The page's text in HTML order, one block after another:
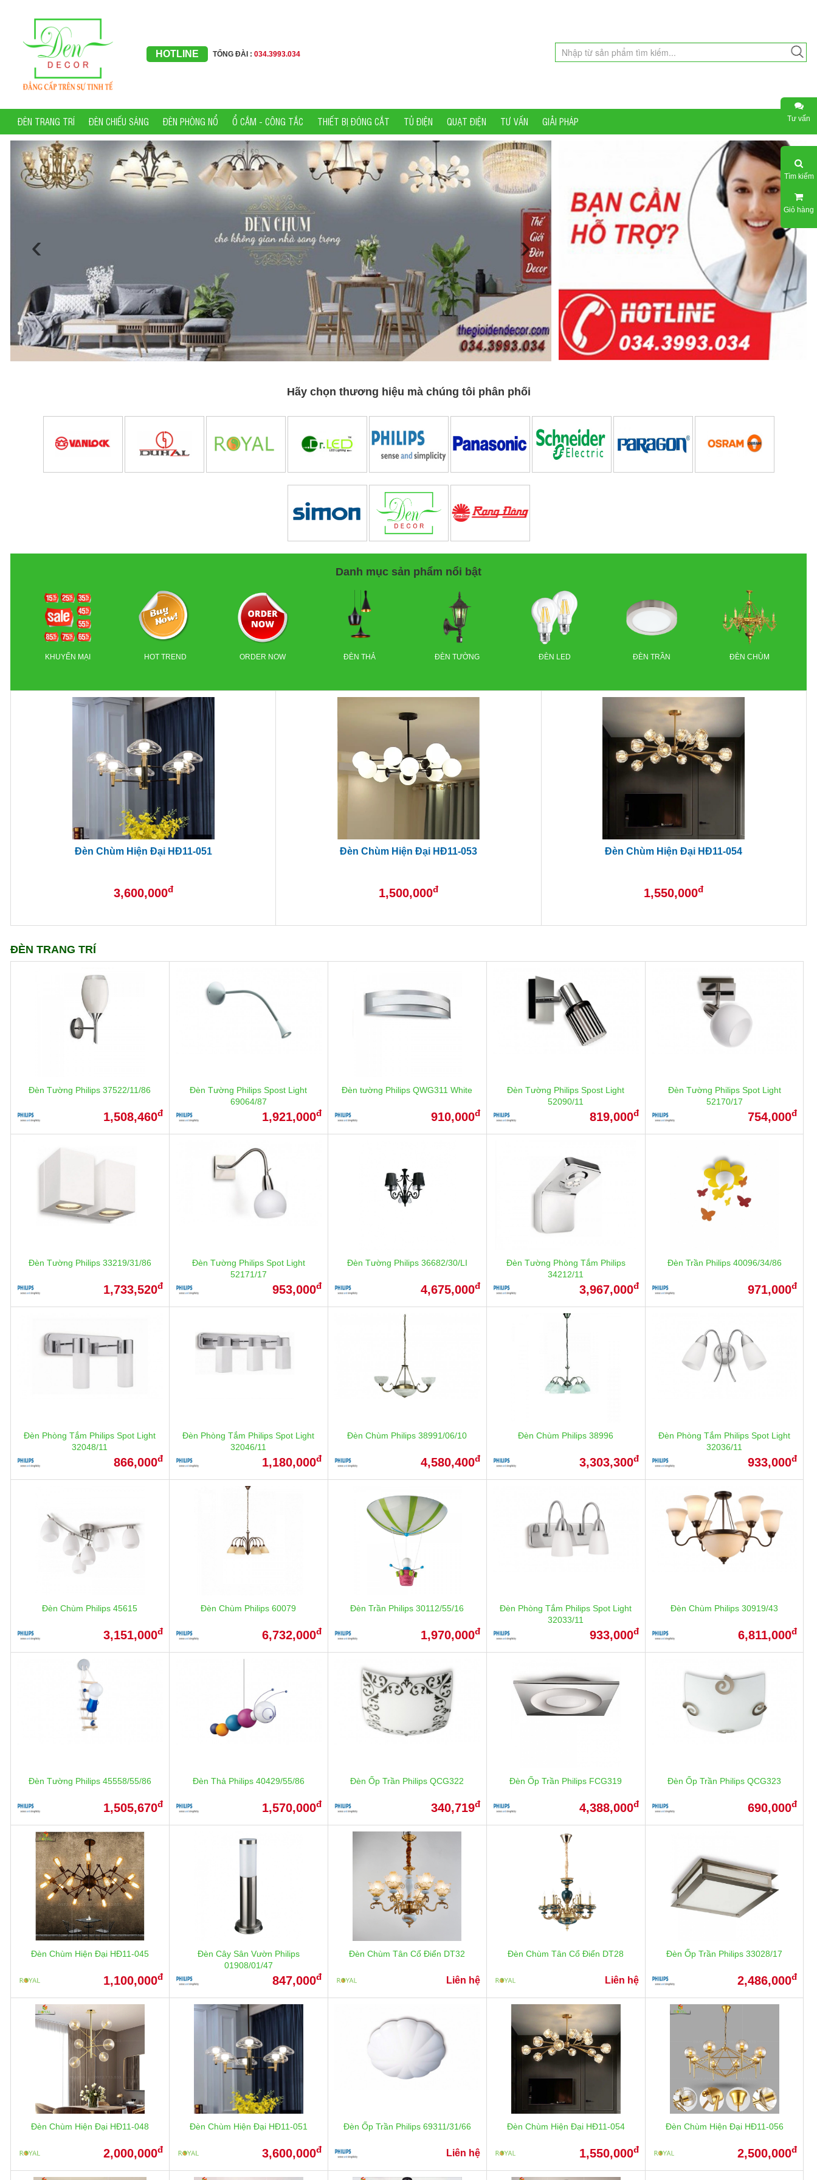
HOTLINE TỔNG ĐÀI : 034.3993.034
ĐÈN TRANG TRÍ ĐÈN CHIẾU SÁNG ĐÈN PHÒNG NỔ Ổ CẮM - CÔNG TẮC THIẾT BỊ ĐÓNG CẮT TỦ ĐIỆN QUẠT ĐIỆN TƯ VẤN GIẢI PHÁP
‹ ›
Hãy chọn thương hiệu mà chúng tôi phân phối
Danh mục sản phẩm nổi bật
KHUYẾN MẠI HOT TREND ORDER NOW ĐÈN THẢ ĐÈN TƯỜNG ĐÈN LED ĐÈN TRẦN ĐÈN CHÙM
Đèn Chùm Hiện Đại HĐ11-051
3,600,000đ
Đèn Chùm Hiện Đại HĐ11-053
1,500,000đ
Đèn Chùm Hiện Đại HĐ11-054
1,550,000đ
ĐÈN TRANG TRÍ
Đèn Tường Philips 37522/11/86
1,508,460đ
Đèn Tường Philips Spost Light
69064/87
1,921,000đ
Đèn tường Philips QWG311 White
910,000đ
Đèn Tường Philips Spost Light
52090/11
819,000đ
Đèn Tường Philips Spot Light
52170/17
754,000đ
Đèn Tường Philips 33219/31/86
1,733,520đ
Đèn Tường Philips Spot Light
52171/17
953,000đ
Đèn Tường Philips 36682/30/LI
4,675,000đ
Đèn Tường Phòng Tắm Philips
34212/11
3,967,000đ
Đèn Trần Philips 40096/34/86
971,000đ
Đèn Phòng Tắm Philips Spot Light
32048/11
866,000đ
Đèn Phòng Tắm Philips Spot Light
32046/11
1,180,000đ
Đèn Chùm Philips 38991/06/10
4,580,400đ
Đèn Chùm Philips 38996
3,303,300đ
Đèn Phòng Tắm Philips Spot Light
32036/11
933,000đ
Đèn Chùm Philips 45615
3,151,000đ
Đèn Chùm Philips 60079
6,732,000đ
Đèn Trần Philips 30112/55/16
1,970,000đ
Đèn Phòng Tắm Philips Spot Light
32033/11
933,000đ
Đèn Chùm Philips 30919/43
6,811,000đ
Đèn Tường Philips 45558/55/86
1,505,670đ
Đèn Thả Philips 40429/55/86
1,570,000đ
Đèn Ốp Trần Philips QCG322
340,719đ
Đèn Ốp Trần Philips FCG319
4,388,000đ
Đèn Ốp Trần Philips QCG323
690,000đ
Đèn Chùm Hiện Đại HĐ11-045
1,100,000đ
Đèn Cây Sân Vườn Philips
01908/01/47
847,000đ
Đèn Chùm Tân Cổ Điển DT32
Liên hệ
Đèn Chùm Tân Cổ Điển DT28
Liên hệ
Đèn Ốp Trần Philips 33028/17
2,486,000đ
Đèn Chùm Hiện Đại HĐ11-048
2,000,000đ
Đèn Chùm Hiện Đại HĐ11-051
3,600,000đ
Đèn Ốp Trần Philips 69311/31/66
Liên hệ
Đèn Chùm Hiện Đại HĐ11-054
1,550,000đ
Đèn Chùm Hiện Đại HĐ11-056
2,500,000đ
Tư vấn
Tìm kiếm
Giỏ hàng